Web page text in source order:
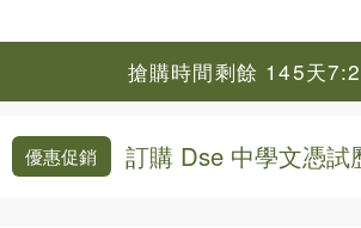
搶購時間剩餘 145天
優惠促銷
訂購 Dse 中學文憑試